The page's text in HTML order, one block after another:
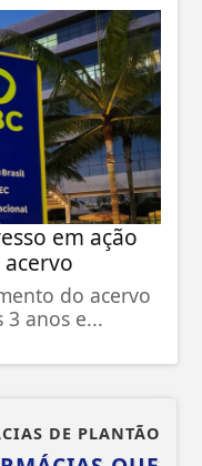
em ação
do acervo
anos e...
DE PLANTÃO